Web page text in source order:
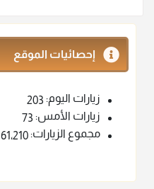
إحصائيات الموقع
زيارات اليوم: 203
زيارات الأمس: 73
مجموع الزيارات: 61٬210